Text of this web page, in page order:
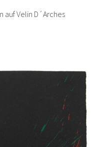
auf Velin D´Arches